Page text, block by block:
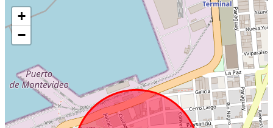
+
−